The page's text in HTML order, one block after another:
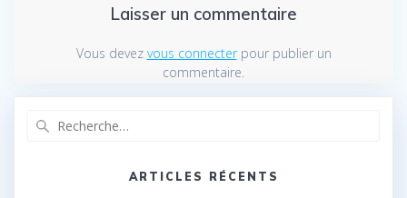
Laisser un commentaire
Vous devez vous connecterpour publier un
commentaire.
ARTICLES RÉCENTS